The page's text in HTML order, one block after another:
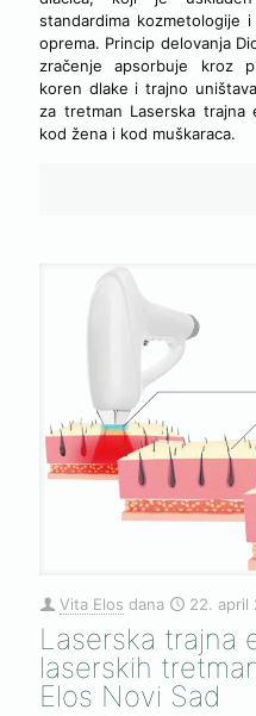
standardima kozmetologije
oprema. Princip delovanja
zračenje apsorbuje kroz
koren dlake i trajno
za tretman Laserska trajna
kod žena i kod muškaraca.
Vita Elos dana 22. april
Laserska trajna
laserskih
Elos Novi Sad